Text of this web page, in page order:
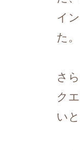
イ
た。
さ
ク
い